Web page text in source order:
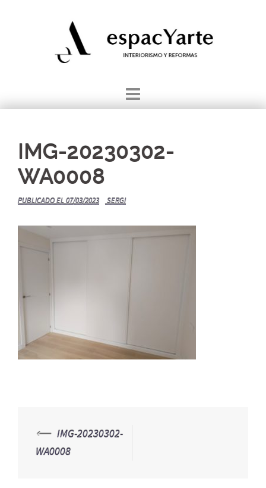
IMG-20230302-
WA0008
PUBLICADO EL07/03/2023 SERGI
Navegación
de
⟵ IMG-20230302-
WA0008